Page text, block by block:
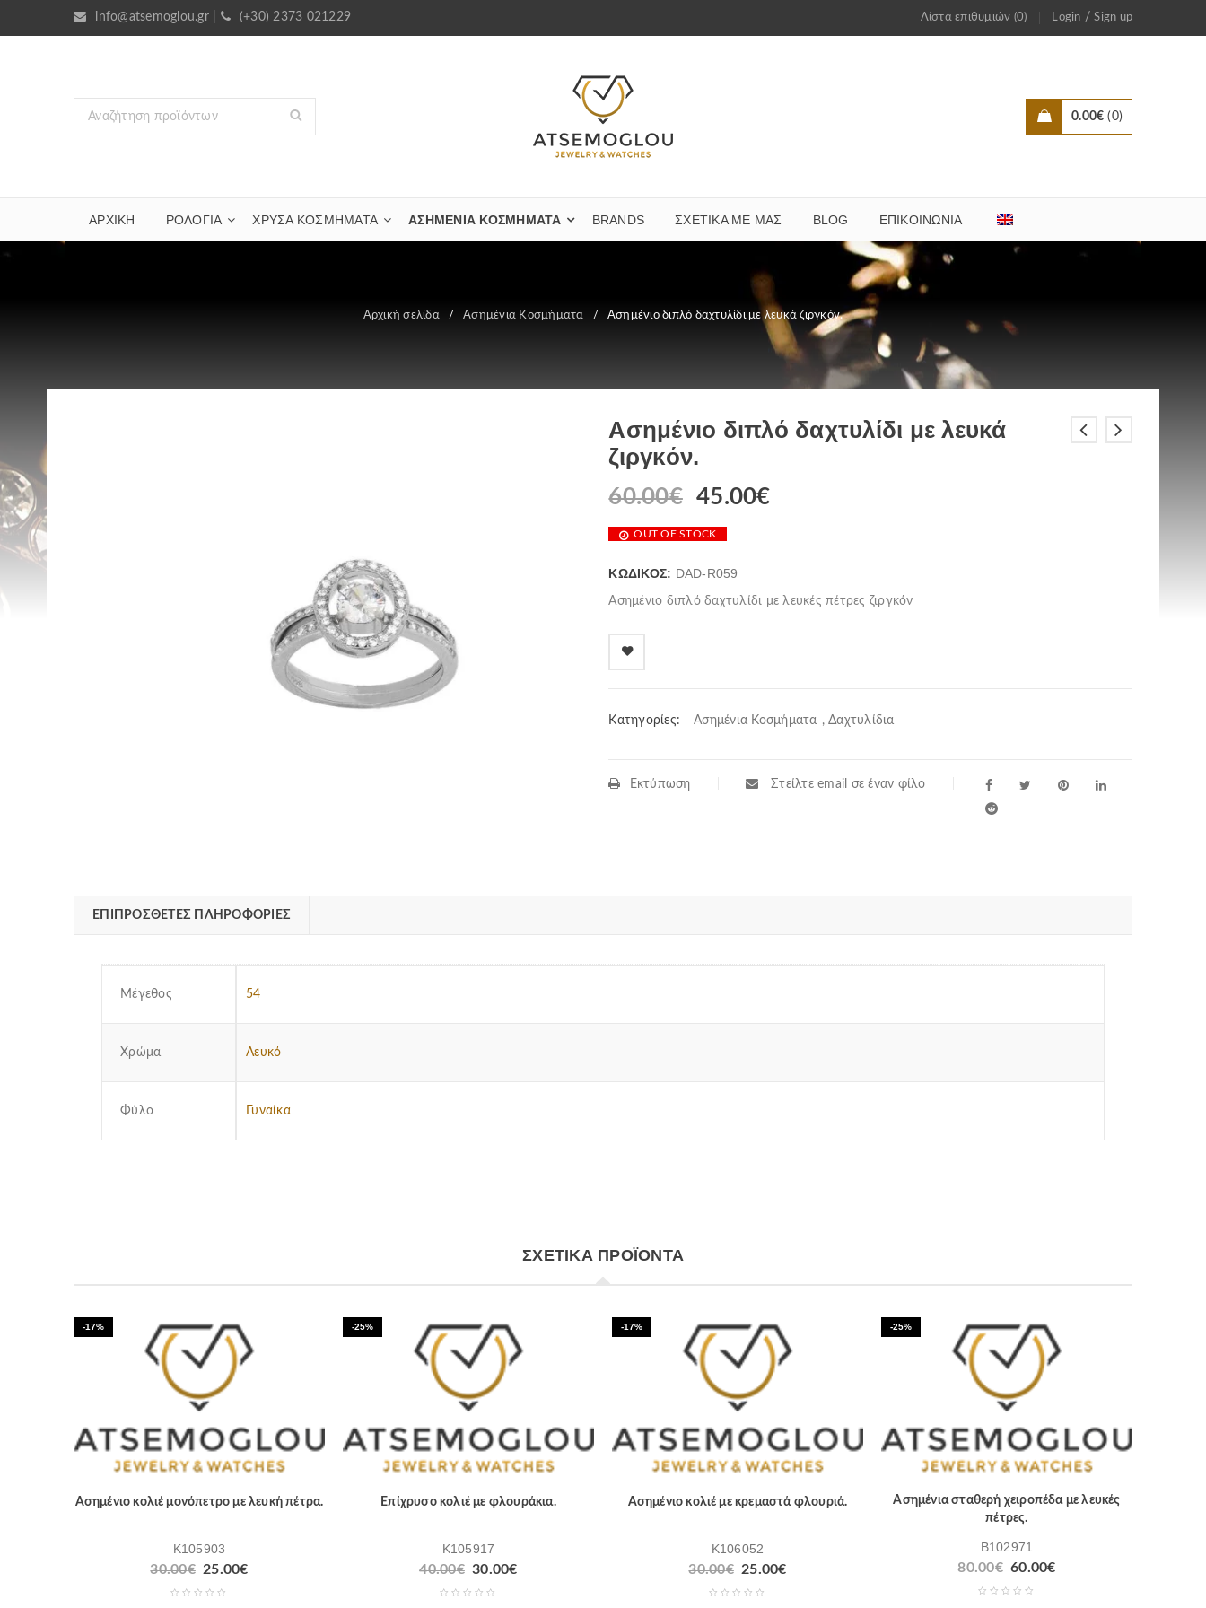
info@atsemoglou.gr| (+30) 2373 021229 Λίστα επιθυμιών (0) Login /Sign up
0.00€ 0
ΑΡΧΙΚΗ ΡΟΛΟΓΙΑ ΧΡΥΣΆ ΚΟΣΜΉΜΑΤΑ ΑΣΗΜΈΝΙΑ ΚΟΣΜΉΜΑΤΑ BRANDS ΣΧΕΤΙΚΆ ΜΕ ΜΑΣ BLOG ΕΠΙΚΟΙΝΩΝΊΑ
Αρχική σελίδα / Ασημένια Κοσμήματα / Ασημένιο διπλό δαχτυλίδι με λευκά ζιργκόν.
Ασημένιο διπλό δαχτυλίδι με λευκά
ζιργκόν.
60.00€ 45.00€
OUT OF STOCK
ΚΩΔΙΚΌΣ: DAD-R059
Ασημένιο διπλό δαχτυλίδι με λευκές πέτρες ζιργκόν
Κατηγορίες: Ασημένια Κοσμήματα ,Δαχτυλίδια
Εκτύπωση Στείλτε email σε έναν φίλο
ΕΠΙΠΡΌΣΘΕΤΕΣ ΠΛΗΡΟΦΟΡΊΕΣ
Μέγεθος 54
Χρώμα Λευκό
Φύλο Γυναίκα
ΣΧΕΤΙΚΆ ΠΡΟΪΌΝΤΑ
-17%
Ασημένιο κολιέ μονόπετρο με λευκή πέτρα.
K105903
30.00€ 25.00€
-25%
Επίχρυσο κολιέ με φλουράκια.
K105917
40.00€ 30.00€
-17%
Ασημένιο κολιέ με κρεμαστά φλουριά.
K106052
30.00€ 25.00€
-25%
Ασημένια σταθερή χειροπέδα με λευκές
πέτρες.
B102971
80.00€ 60.00€